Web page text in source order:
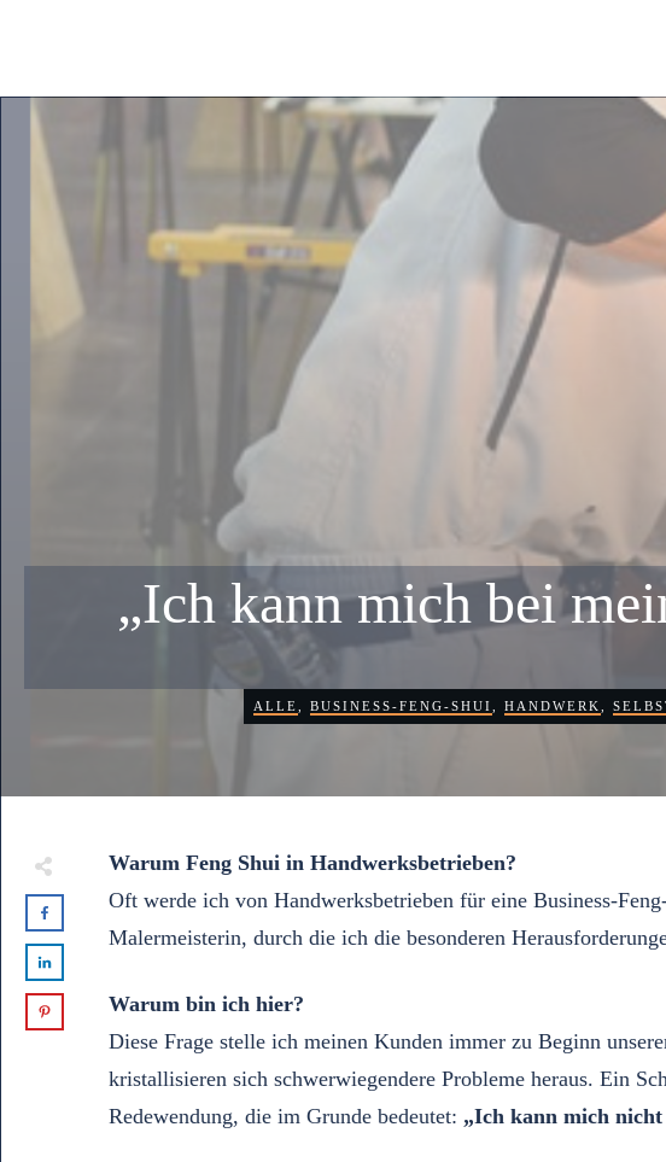
„Ich kann mich bei
ALLE BUSINESS-FENG-SHUI HANDWERK
Warum Feng Shui in Handwerksbetrieben?
Oft werde ich von Handwerksbetrieben für eine Business-
Malermeisterin, durch die ich die besonderen
Warum bin ich hier?
Diese Frage stelle ich meinen Kunden immer zu Beginn
kristallisieren sich schwerwiegendere Probleme heraus. Ein
Redewendung, die im Grunde bedeutet: „Ich kann mich nicht